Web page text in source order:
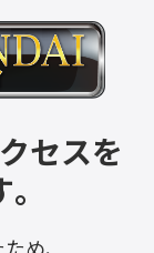
セスを